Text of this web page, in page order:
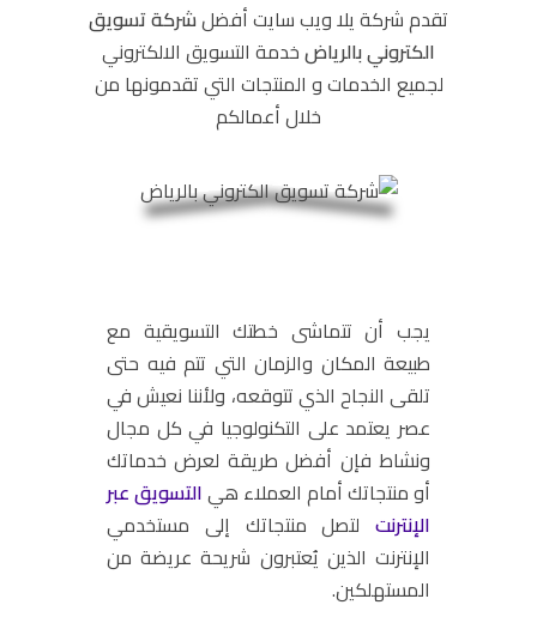
تقدم شركة يلا ويب سايت أفضلشركة تسويق
الكتروني بالرياضخدمة التسويق الالكتروني
لجميع الخدمات و المنتجات التي تقدمونها من
خلال أعمالكم
يجب أن تتماشى خطتك التسويقية مع
طبيعة المكان والزمان التي تتم فيه حتى
تلقى النجاح الذي تتوقعه، ولأننا نعيش في
عصر يعتمد على التكنولوجيا في كل مجال
ونشاط فإن أفضل طريقة لعرض خدماتك
أو منتجاتك أمام العملاء هيالتسويق عبر
الإنترنت لتصل منتجاتك إلى مستخدمي
الإنترنت الذين يُعتبرون شريحة عريضة من
المستهلكين.